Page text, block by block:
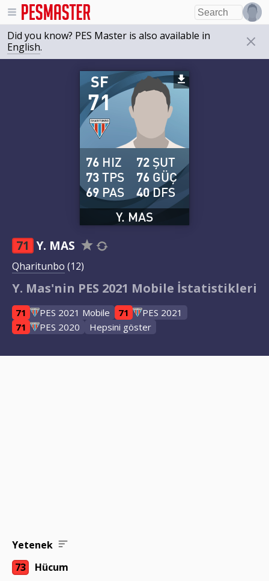
Did you know? PES Master is also available in
English.
71
SF
Y. MAS
76 HIZ
73TPS
69 PAS
72 ŞUT
76 GÜÇ
40DFS
71 Y. MAS
Qharitunbo (12)
Y. Mas'nin PES 2021 Mobile İstatistikleri
71 PES 2021 Mobile 71
PES 2021
71
PES 2020 Hepsini göster
Yetenek
73
Hücum